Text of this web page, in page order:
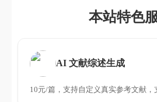
本站特色
AI 文献综述生成
10元/篇，支持自定义真实参考文献，